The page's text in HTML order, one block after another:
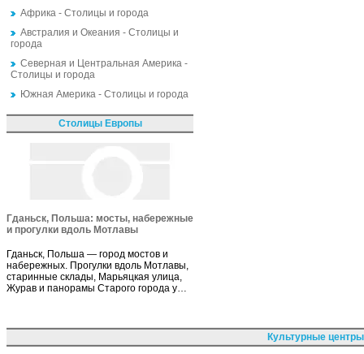
Африка - Столицы и города
Австралия и Океания - Столицы и
города
Северная и Центральная Америка -
Столицы и города
Южная Америка - Столицы и города
Столицы Европы
Гданьск, Польша: мосты, набережные
и прогулки вдоль Мотлавы
Гданьск, Польша — город мостов и
набережных. Прогулки вдоль Мотлавы,
старинные склады, Марьяцкая улица,
Журав и панорамы Старого города у…
Культурные